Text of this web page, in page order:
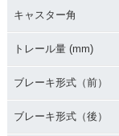
キャスター角
トレール量 (mm)
ブレーキ形式（前）
ブレーキ形式（後）